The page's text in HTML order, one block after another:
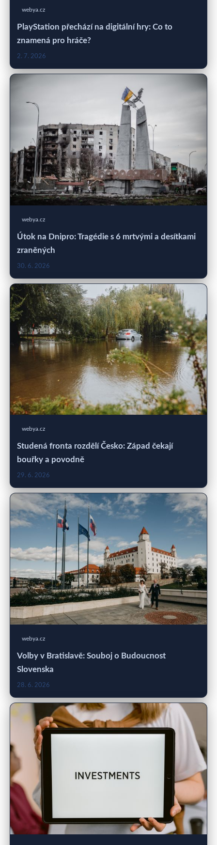
webya.cz
PlayStation přechází na digitální hry: Co to
znamená pro hráče?
2. 7. 2026
webya.cz
Útok na Dnipro: Tragédie s 6 mrtvými a desítkami
zraněných
30. 6. 2026
webya.cz
Studená fronta rozdělí Česko: Západ čekají
bouřky a povodně
29. 6. 2026
webya.cz
Volby v Bratislavě: Souboj o Budoucnost
Slovenska
28. 6. 2026